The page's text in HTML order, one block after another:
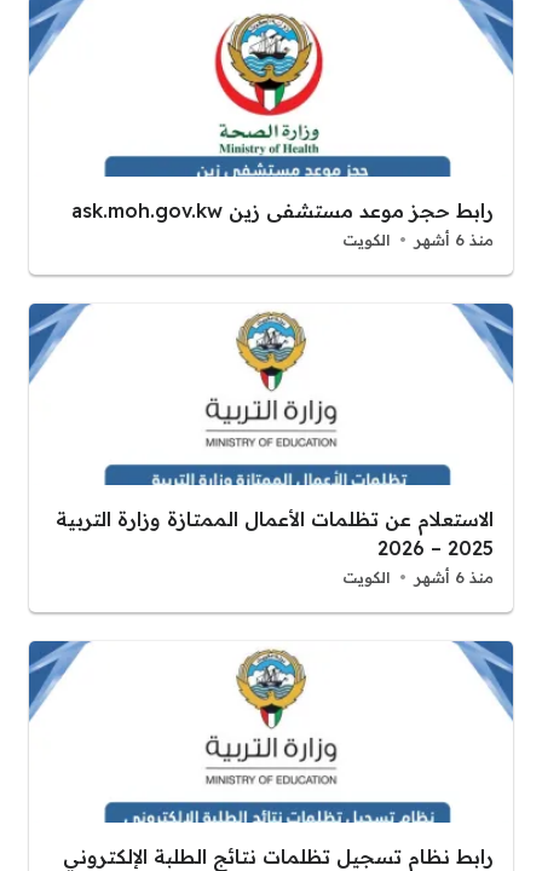
رابط حجز موعد مستشفى زين ask.moh.gov.kw
منذ 6 أشهر الكويت
الاستعلام عن تظلمات الأعمال الممتازة وزارة التربية
2025 – 2026
منذ 6 أشهر الكويت
رابط نظام تسجيل تظلمات نتائج الطلبة الإلكتروني